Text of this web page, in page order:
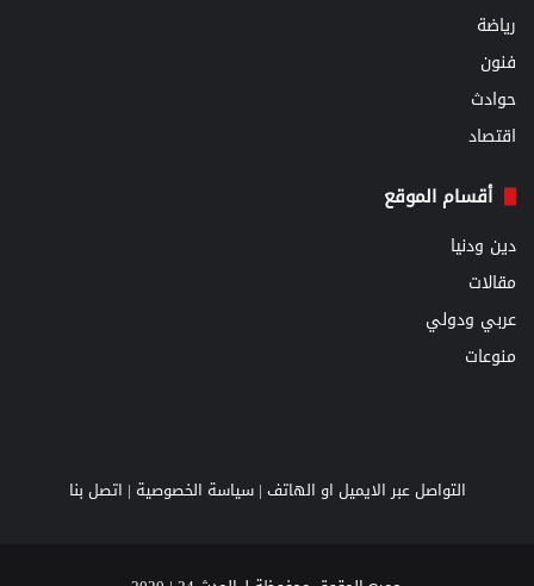
رياضة
فنون
حوادث
اقتصاد
أقسام الموقع
دين ودنيا
مقالات
عربي ودولي
منوعات
التواصل عبر الايميل او الهاتف |سياسة الخصوصية | اتصل بنا